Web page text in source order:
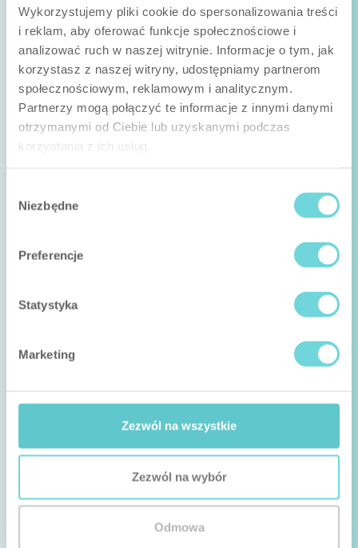
Wykorzystujemy pliki cookie do spersonalizowania treści
i reklam, aby oferować funkcje społecznościowe i
analizować ruch w naszej witrynie. Informacje o tym, jak
korzystasz z naszej witryny, udostępniamy partnerom
społecznościowym, reklamowym i analitycznym.
Partnerzy mogą połączyć te informacje z innymi danymi
otrzymanymi od Ciebie lub uzyskanymi podczas
korzystania z ich usług.
zgody
Niezbędne
Preferencje
Statystyka
Marketing
Zezwól na wszystkie
Zezwól na wybór
Odmowa